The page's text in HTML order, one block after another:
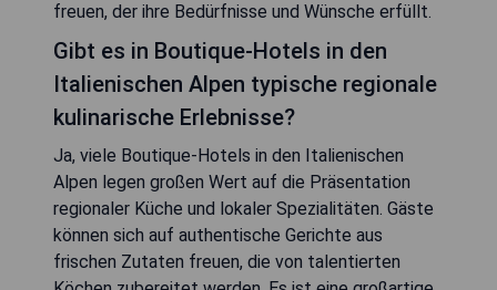
freuen, der ihre Bedürfnisse und Wünsche erfüllt.
Gibt es in Boutique-Hotels in den
Italienischen Alpen typische regionale
kulinarische Erlebnisse?
Ja, viele Boutique-Hotels in den Italienischen
Alpen legen großen Wert auf die Präsentation
regionaler Küche und lokaler Spezialitäten. Gäste
können sich auf authentische Gerichte aus
frischen Zutaten freuen, die von talentierten